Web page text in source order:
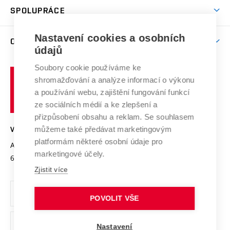
Brno
Celoživotní vzdělávání
E-přihláška
Harmonogram akademického roku
Závěrečné práce
Doktorské studium
Zpracování osobních údajů studentů
Sociální bezpečí
Studium bez bariér
Podpora podnikání
Mezinárodní vědecká rada
Systém zajišťování kvality výzkumu
Výzkumné infrastruktury
Transfer znalostí
Open Science
Projekty
Projekty ze strukturálních fondů
Specifický výzkum
SPOLUPRÁCE
Zahraniční spolupráce
Spolupráce se školami
Služby univerzity
Mezinárodní dohody
Univerzitní sítě
O UNIVERZITĚ
Profil univerzity
Udržitelná univerzita
Podnikavá univerzita / ContriBUTe
Bezpečná univerzita
Vyznamenání
Organizační struktura
Ochrana osobních údajů
učení
technické
VYSOKÉ UČENÍ TECHNICKÉ V BRNĚ
Antonínská 548/1
602 00 Brno
www.vut.cz
vut@vutbr.cz
Nastavení cookies a osobních
údajů
Soubory cookie používáme ke
shromažďování a analýze informací o výkonu
a používání webu, zajištění fungování funkcí
ze sociálních médií a ke zlepšení a
přizpůsobení obsahu a reklam. Se souhlasem
můžeme také předávat marketingovým
platformám některé osobní údaje pro
marketingové účely.
Zjistit více
POVOLIT VŠE
Nastavení